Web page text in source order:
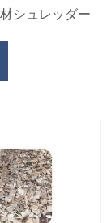
シュレッダー